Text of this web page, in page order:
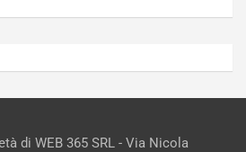
di WEB 365 SRL - Via Nicola